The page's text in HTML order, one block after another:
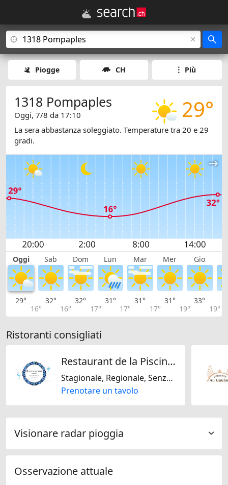
Piogge CH Più
29°
1318 Pompaples
Oggi, 7/8 da 17:10
La sera abbastanza soleggiato. Temperature tra 20 e 29
gradi.
Oggi Sab Dom Lun Mar Mer Gio
29°
16°
32°
16°
32°
17°
31°
17°
31°
17°
31°
19°
33°
19°
Ristoranti consigliati
Restaurant de la Piscine de la Venoge
Stagionale, Regionale, Senza glutine, Senza lattosio, Europeo, Internazionale, Svizzera
Prenotare un tavolo
Visionare radar pioggia
Osservazione attuale